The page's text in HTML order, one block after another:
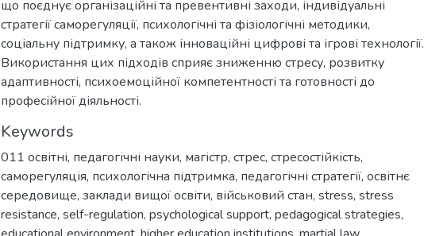
що поєднує організаційні та превентивні заходи, індивідуальні
стратегії саморегуляції, психологічні та фізіологічні методики,
соціальну підтримку, а також інноваційні цифрові та ігрові технології.
Використання цих підходів сприяє зниженню стресу, розвитку
адаптивності, психоемоційної компетентності та готовності до
професійної діяльності.
Keywords
011 освітні, педагогічні науки, магістр, стрес, стресостійкість,
саморегуляція, психологічна підтримка, педагогічні стратегії, освітнє
середовище, заклади вищої освіти, військовий стан, stress, stress
resistance, self-regulation, psychological support, pedagogical strategies,